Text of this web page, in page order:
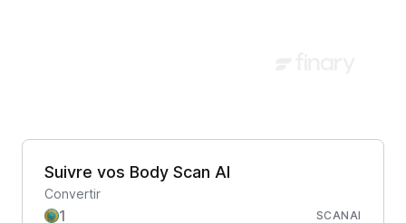
Suivre vos Body Scan AI
Convertir
SCANAI